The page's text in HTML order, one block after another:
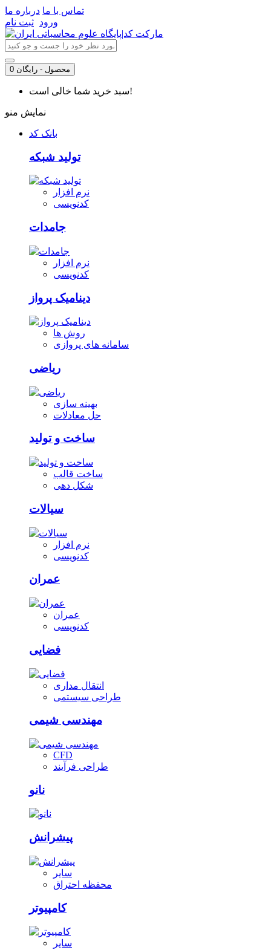
تماس با ما درباره ما
ورود ثبت نام
0 محصول - رایگان
سبد خرید شما خالی است!
نمایش منو
بانک کد
تولید شبکه
نرم افزار
کدنویسی
جامدات
نرم افزار
کدنویسی
دینامیک پرواز
روش ها
سامانه های پروازی
ریاضی
بهینه سازی
حل معادلات
ساخت و تولید
ساخت قالب
شکل دهی
سیالات
نرم افزار
کدنویسی
عمران
عمران
کدنویسی
فضایی
انتقال مداری
طراحی سیستمی
مهندسی شیمی
CFD
طراحی فرآیند
نانو
پیشرانش
سایر
محفظه احتراق
کامپیوتر
سایر